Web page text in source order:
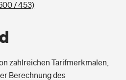
/ 453)
zahlreichen Tarifmerkmalen,
Berechnung des